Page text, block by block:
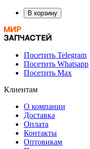
В корзину
Посетить Telegram
Посетить Whatsapp
Посетить Max
Клиентам
О компании
Доставка
Оплата
Контакты
Оптовикам